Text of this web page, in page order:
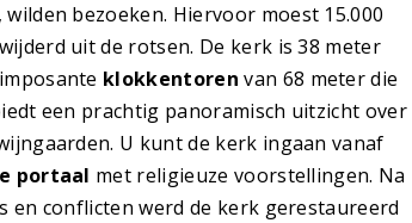
bezoeken. Hiervoor moest 15.000
uit de rotsen. De kerk is 38 meter
klokkentoren van 68 meter die
een prachtig panoramisch uitzicht over
U kunt de kerk ingaan vanaf
portaal met religieuze voorstellingen. Na
en conflicten werd de kerk gerestaureerd